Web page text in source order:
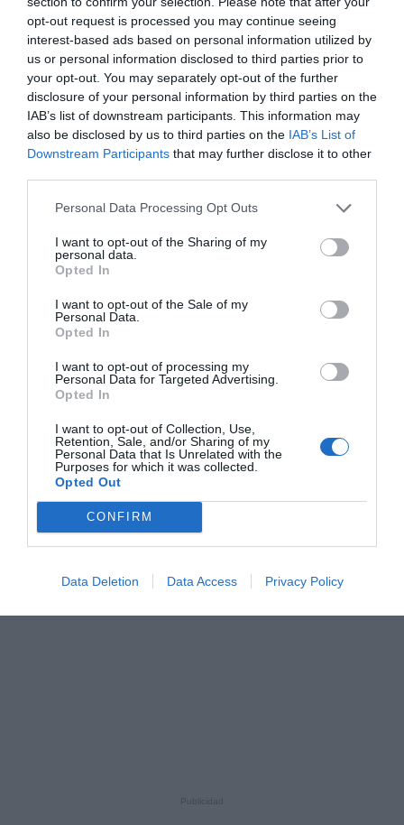
opt-out request is processed you may continue seeing
interest-based ads based on personal information utilized by
us or personal information disclosed to third parties prior to
your opt-out. You may separately opt-out of the further
disclosure of your personal information by third parties on the
IAB’s list of downstream participants. This information may
also be disclosed by us to third parties on the IAB’s List of
Downstream Participants that may further disclose it to other
Personal Data Processing Opt Outs
I want to opt-out of the Sharing of my
personal data.
Opted In
I want to opt-out of the Sale of my
Personal Data.
Opted In
I want to opt-out of processing my
Personal Data for Targeted Advertising.
Opted In
I want to opt-out of Collection, Use,
Retention, Sale, and/or Sharing of my
Personal Data that Is Unrelated with the
Purposes for which it was collected.
Opted Out
CONFIRM
Data Deletion Data Access Privacy Policy